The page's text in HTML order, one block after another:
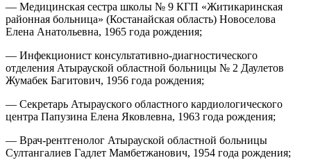
— Медицинская сестра школы № 9 КГП «Житикаринская
районная больница» (Костанайская область) Новоселова
Елена Анатольевна, 1965 года рождения;
— Инфекционист консультативно-диагностического
отделения Атырауской областной больницы № 2 Даулетов
Жумабек Багитович, 1956 года рождения;
— Секретарь Атырауского областного кардиологического
центра Папузина Елена Яковлевна, 1963 года рождения;
— Врач-рентгенолог Атырауской областной больницы
Султангалиев Гадлет Мамбетжанович, 1954 года рождения;